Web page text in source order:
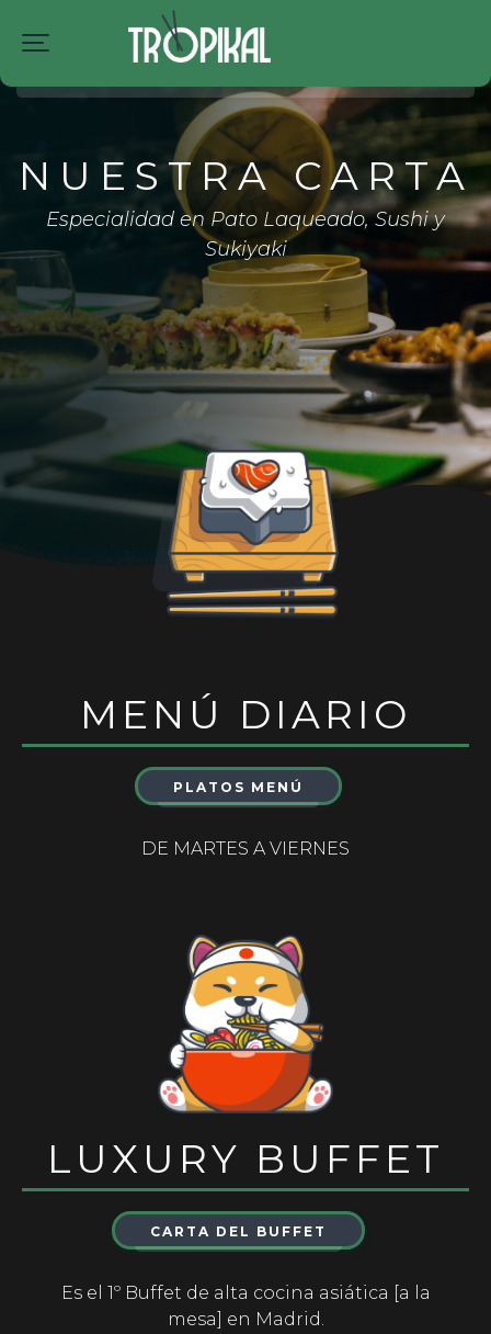
LA CARTA
DELIVERY
NOSOTROS
CONTACTO
NUESTRA CARTA
Especialidad en Pato Laqueado, Sushi y
Sukiyaki
MENÚ DIARIO
PLATOS MENÚ
DE MARTES A VIERNES
LUXURY BUFFET
CARTA DEL BUFFET
Es el 1º Buffet de alta cocina asiática [a la
mesa] en Madrid.